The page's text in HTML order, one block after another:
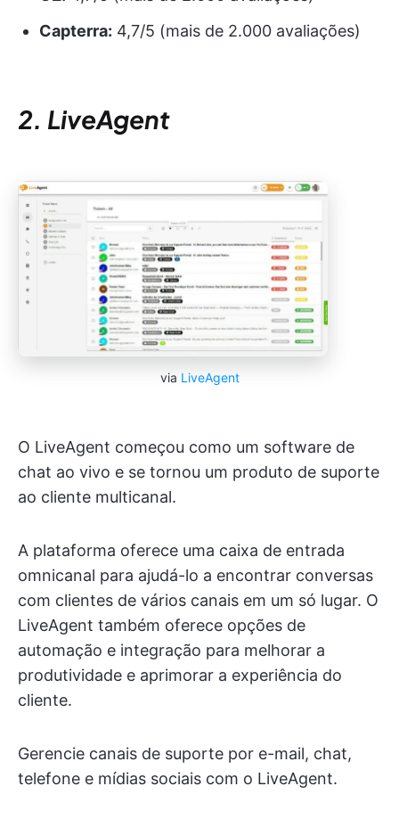
Capterra: 4,7/5 (mais de 2.000 avaliações)
2. LiveAgent
via LiveAgent
O LiveAgent começou como um software de
chat ao vivo e se tornou um produto de suporte
ao cliente multicanal.
A plataforma oferece uma caixa de entrada
omnicanal para ajudá-lo a encontrar conversas
com clientes de vários canais em um só lugar. O
LiveAgent também oferece opções de
automação e integração para melhorar a
produtividade e aprimorar a experiência do
cliente.
Gerencie canais de suporte por e-mail, chat,
telefone e mídias sociais com o LiveAgent.